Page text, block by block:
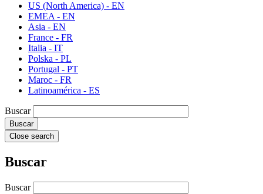
US (North America) - EN
EMEA - EN
Asia - EN
France - FR
Italia - IT
Polska - PL
Portugal - PT
Maroc - FR
Latinoamérica - ES
Buscar
Close search
Buscar
Buscar